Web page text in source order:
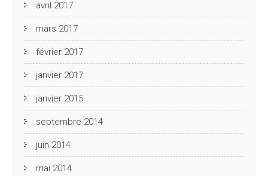
avril 2017
mars 2017
février 2017
janvier 2017
janvier 2015
septembre 2014
juin 2014
mai 2014